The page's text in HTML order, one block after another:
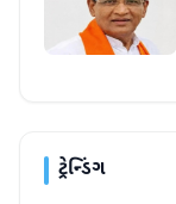
ટ્રેન્ડિંગ